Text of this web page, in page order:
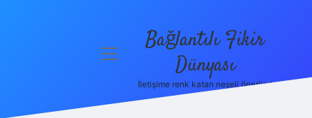
menüyü
Bağlantılı Fikir
Dünyası
İletişime renk katan neşeli öneriler!